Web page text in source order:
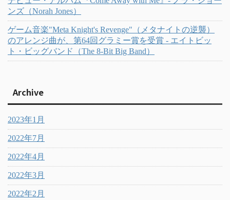
ンズ（Norah Jones）
ゲーム音楽"Meta Knight's Revenge"（メタナイトの逆襲）
のアレンジ曲が、第64回グラミー賞を受賞 - エイトビッ
ト・ビッグバンド（The 8-Bit Big Band）
Archive
2023年1月
2022年7月
2022年4月
2022年3月
2022年2月